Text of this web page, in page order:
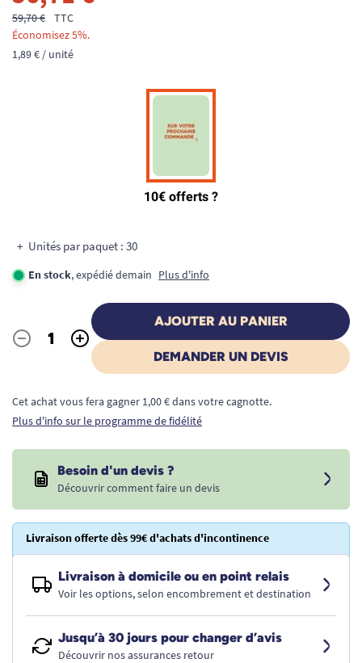
59,70 €
TTC
Économisez 5%.
1,89 € / unité
Unités par paquet : 30
En stock, expédié demain Plus d'info
Quantité
- +
AJOUTER AU PANIER
DEMANDER UN DEVIS
Cet achat vous fera gagner 1,00 € dans votre cagnotte.
Plus d'info sur le programme de fidélité
Besoin d'un devis ?
Découvrir comment faire un devis
Livraison offerte dès 99€ d'achats d'incontinence
Livraison à domicile ou en point relais
Voir les options, selon encombrement et destination
Jusqu’à 30 jours pour changer d’avis
Découvrir nos assurances retour